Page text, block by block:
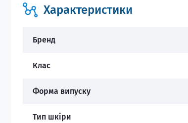
Характеристики
Бренд
Клас
Форма випуску
Тип шкіри